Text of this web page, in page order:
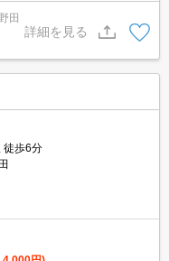
田
詳細を見る
徒歩6分